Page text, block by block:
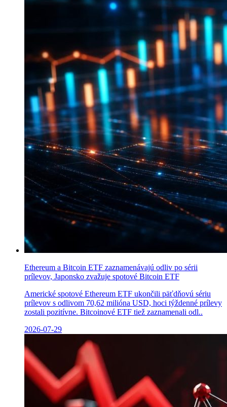
Ethereum a Bitcoin ETF zaznamenávajú odliv po sérii
prílevov, Japonsko zvažuje spotové Bitcoin ETF
Americké spotové Ethereum ETF ukončili päťdňovú sériu
prílevov s odlivom 70,62 milióna USD, hoci týždenné prílevy
zostali pozitívne. Bitcoinové ETF tiež zaznamenali odl..
2026-07-29